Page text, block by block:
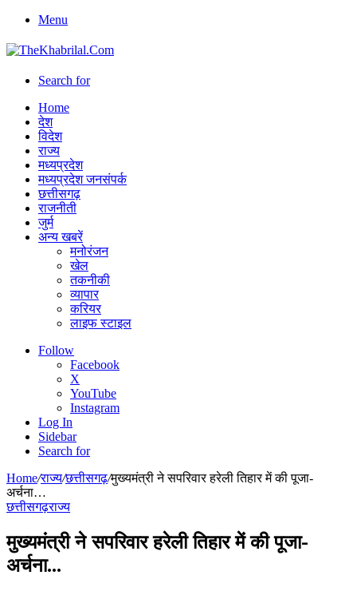
Menu
Search for
Home
देश
विदेश
राज्य
मध्यप्रदेश
मध्यप्रदेश जनसंपर्क
छत्तीसगढ़
राजनीती
जुर्म
अन्य खबरें
मनोरंजन
खेल
तकनीकी
व्यापार
करियर
लाइफ स्टाइल
Follow
Facebook
X
YouTube
Instagram
Log In
Sidebar
Search for
Home/राज्य/छत्तीसगढ़/मुख्यमंत्री ने सपरिवार हरेली तिहार में की पूजा-
अर्चना…
छत्तीसगढ़राज्य
मुख्यमंत्री ने सपरिवार हरेली तिहार में की पूजा-
अर्चना…